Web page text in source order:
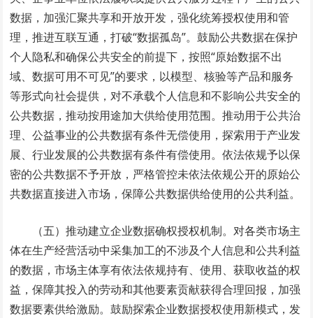
数据，加强汇聚共享和开放开发，强化统筹授权使用和管
理，推进互联互通，打破“数据孤岛”。鼓励公共数据在保护
个人隐私和确保公共安全的前提下，按照“原始数据不出
域、数据可用不可见”的要求，以模型、核验等产品和服务
等形式向社会提供，对不承载个人信息和不影响公共安全的
公共数据，推动按用途加大供给使用范围。推动用于公共治
理、公益事业的公共数据有条件无偿使用，探索用于产业发
展、行业发展的公共数据有条件有偿使用。依法依规予以保
密的公共数据不予开放，严格管控未依法依规公开的原始公
共数据直接进入市场，保障公共数据供给使用的公共利益。
（五）推动建立企业数据确权授权机制。对各类市场主
体在生产经营活动中采集加工的不涉及个人信息和公共利益
的数据，市场主体享有依法依规持有、使用、获取收益的权
益，保障其投入的劳动和其他要素贡献获得合理回报，加强
数据要素供给激励。鼓励探索企业数据授权使用新模式，发